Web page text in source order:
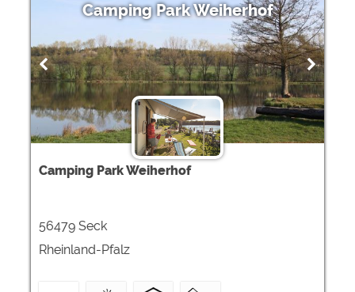
Camping Park Weiherhof
Camping Park Weiherhof
56479 Seck
Rheinland-Pfalz